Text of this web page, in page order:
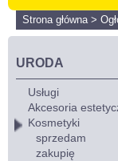
Strona główna>
URODA
Usługi
Akcesoria
Kosmetyki
sprzedam
zakupię